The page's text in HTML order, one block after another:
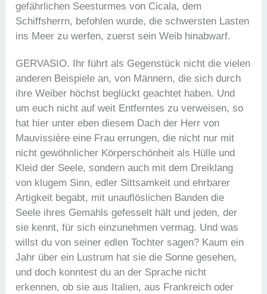
gefährlichen Seesturmes von Cicala, dem
Schiffsherrn, befohlen wurde, die schwersten Lasten
ins Meer zu werfen, zuerst sein Weib hinabwarf.
GERVASIO. Ihr führt als Gegenstück nicht die vielen
anderen Beispiele an, von Männern, die sich durch
ihre Weiber höchst beglückt geachtet haben. Und
um euch nicht auf weit Entferntes zu verweisen, so
hat hier unter eben diesem Dach der Herr von
Mauvissière eine Frau errungen, die nicht nur mit
nicht gewöhnlicher Körperschönheit als Hülle und
Kleid der Seele, sondern auch mit dem Dreiklang
von klugem Sinn, edler Sittsamkeit und ehrbarer
Artigkeit begabt, mit unauflöslichen Banden die
Seele ihres Gemahls gefesselt hält und jeden, der
sie kennt, für sich einzunehmen vermag. Und was
willst du von seiner edlen Tochter sagen? Kaum ein
Jahr über ein Lustrum hat sie die Sonne gesehen,
und doch konntest du an der Sprache nicht
erkennen, ob sie aus Italien, aus Frankreich oder